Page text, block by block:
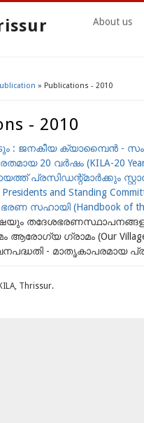
About us
» Publications - 2010
- 2010
: ജനകീയ ക്യാമ്പൈന്‍ -
20 വര്‍ഷം (KILA-20
പ്രസിഡന്റ്‌മാര്‍ക്കും
and Standing
സഹായി (Handbook of the
തദേശഭരണസ്ഥാപനങ്ങളും -
ആരോഗ്യ ഗ്രാമം (Our Village
- മാതൃകാപരമായ
Thrissur.